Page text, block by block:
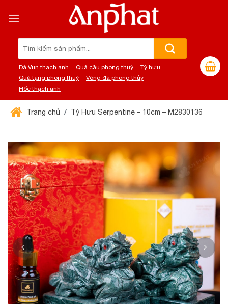
đến
Đá Vụn thạch anh Quả cầu phong thuỷ
Tỳ hưu
Quà tặng phong thuỷ
Vòng đá phong thủy
Hốc thạch anh
Trang chủ Tỳ Hưu Serpentine – 10cm – M2830136